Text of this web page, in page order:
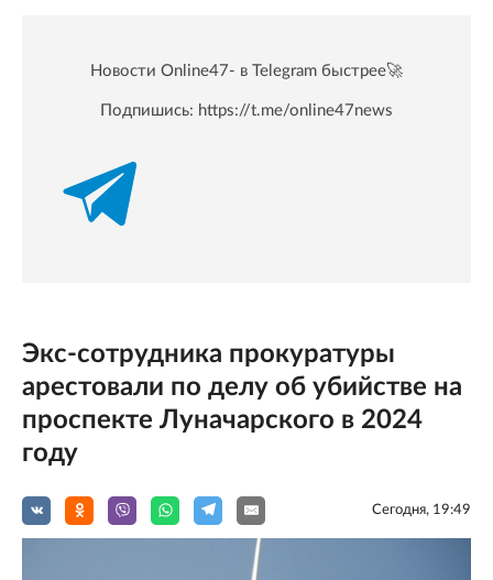
Новости Online47- в Telegram быстрее🚀
Подпишись: https://t.me/online47news
Экс-сотрудника прокуратуры
арестовали по делу об убийстве на
проспекте Луначарского в 2024
году
Сегодня, 19:49